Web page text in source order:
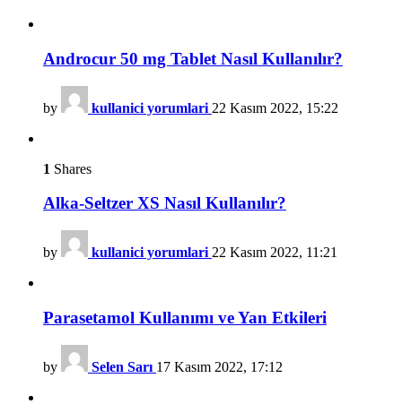
Androcur 50 mg Tablet Nasıl Kullanılır?
by kullanici yorumlari 22 Kasım 2022, 15:22
1 Shares
Alka-Seltzer XS Nasıl Kullanılır?
by kullanici yorumlari 22 Kasım 2022, 11:21
Parasetamol Kullanımı ve Yan Etkileri
by Selen Sarı 17 Kasım 2022, 17:12